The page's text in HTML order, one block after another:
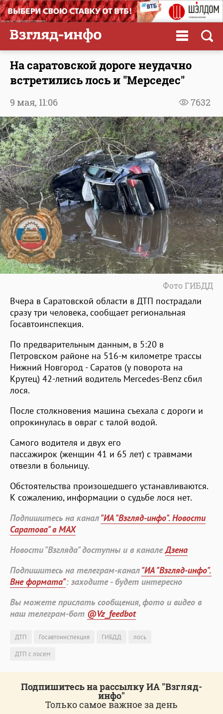
На саратовской дороге неудачно
встретились лось и "Мерседес"
7632
9 мая, 11:06
Фото ГИБДД
Вчера в Саратовской области в ДТП пострадали
сразу три человека, сообщает региональная
Госавтоинспекция.
По предварительным данным, в 5:20 в
Петровском районе на 516-м километре трассы
Нижний Новгород - Саратов (у поворота на
Крутец) 42-летний водитель Мercedes-Benz сбил
лося.
После столкновения машина съехала с дороги и
опрокинулась в овраг с талой водой.
Самого водителя и двух его
пассажирок (женщин 41 и 65 лет) с травмами
отвезли в больницу.
Обстоятельства произошедшего устанавливаются.
К сожалению, информации о судьбе лося нет.
Подпишитесь на канал"ИА "Взгляд-инфо". Новости
Саратова" в MAX
Новости "Взгляда" доступны и в каналеДзена
Подпишитесь на телеграм-канал"ИА "Взгляд-инфо".
Вне формата": заходите - будет интересно
Вы можете прислать сообщения, фото и видео в
наш телеграм-бот @Vz_feedbot
ДТП Госавтоинспекция ГИБДД
лось
ДТП с лосем
Подпишитесь на рассылку ИА "Взгляд-
инфо"
Только самое важное за день